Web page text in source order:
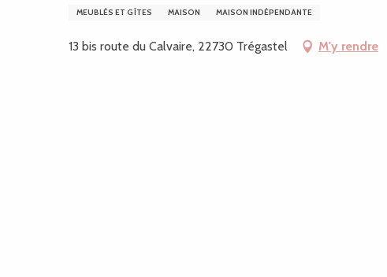
MEUBLÉS ET GÎTES MAISON MAISON INDÉPENDANTE
13 bis route du Calvaire, 22730 Trégastel M'y rendre